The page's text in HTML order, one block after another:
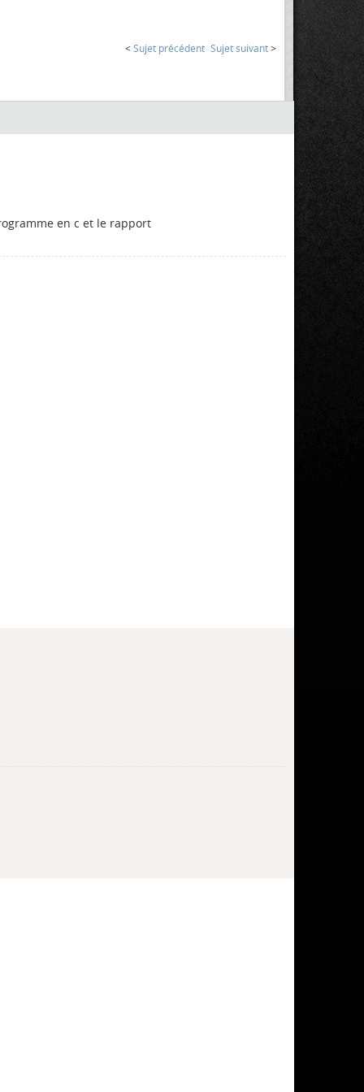
< Sujet précédent Sujet suivant >
en c et le rapport